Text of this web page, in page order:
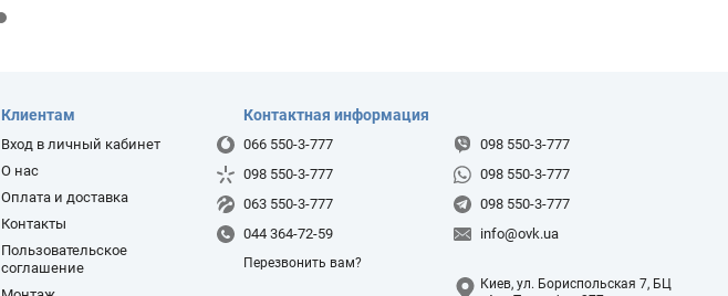
Клиентам
Вход в личный кабинет
О нас
Оплата и доставка
Контакты
Пользовательское
соглашение
Контактная информация
066 550-3-777
098 550-3-777
063 550-3-777
044 364-72-59
Перезвонить вам?
098 550-3-777
098 550-3-777
098 550-3-777
info@ovk.ua
Киев, ул. Бориспольская 7, БЦ